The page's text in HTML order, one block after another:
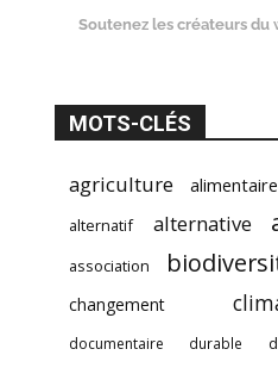
Soutenez les créateurs du
MOTS-CLÉS
agriculture alimentaire
alternatif alternative
association
changement
documentaire
durable